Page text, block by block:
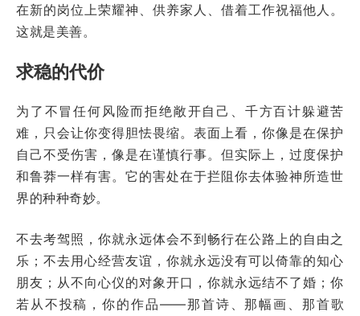
在新的岗位上荣耀神、供养家人、借着工作祝福他人。
这就是美善。
求稳的代价
为了不冒任何风险而拒绝敞开自己、千方百计躲避苦
难，只会让你变得胆怯畏缩。表面上看，你像是在保护
自己不受伤害，像是在谨慎行事。但实际上，过度保护
和鲁莽一样有害。它的害处在于拦阻你去体验神所造世
界的种种奇妙。
不去考驾照，你就永远体会不到畅行在公路上的自由之
乐；不去用心经营友谊，你就永远没有可以倚靠的知心
朋友；从不向心仪的对象开口，你就永远结不了婚；你
若从不投稿，你的作品——那首诗、那幅画、那首歌